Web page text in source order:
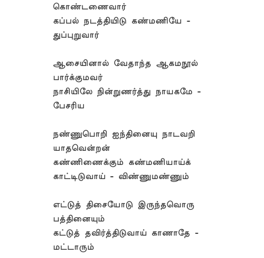
கொண்டணைவார்
கப்பல் நடத்தியிடு கண்மணியே -
துப்புறுவார்
ஆசையினால் வேதாந்த ஆகமநூல்
பார்க்குமவர்
நாசியிலே நின்றுணர்த்து நாயகமே -
பேசரிய
நண்ணுபொறி ஐந்தினையு நாடவறி
யாதவென்றன்
கண்ணிணைக்கும் கண்மணியாய்க்
காட்டிடுவாய் - விண்ணுமண்ணும்
எட்டுத் திசையோடு இருந்தவொரு
பத்தினையும்
கட்டுத் தவிர்த்திடுவாய் காணாதே -
மட்டாரும்